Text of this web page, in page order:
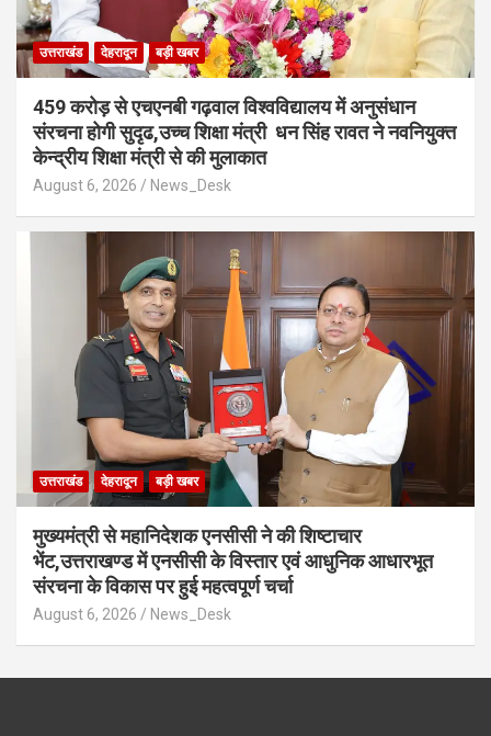
उत्तराखंड देहरादून बड़ी खबर
459 करोड़ से एचएनबी गढ़वाल विश्वविद्यालय में अनुसंधान
संरचना होगी सुदृढ,उच्च शिक्षा मंत्री धन सिंह रावत ने नवनियुक्त
केन्द्रीय शिक्षा मंत्री से की मुलाकात
August 6, 2026 News_Desk
उत्तराखंड देहरादून बड़ी खबर
मुख्यमंत्री से महानिदेशक एनसीसी ने की शिष्टाचार
भेंट,उत्तराखण्ड में एनसीसी के विस्तार एवं आधुनिक आधारभूत
संरचना के विकास पर हुई महत्वपूर्ण चर्चा
August 6, 2026 News_Desk